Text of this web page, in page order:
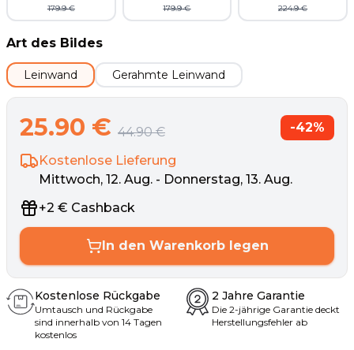
179.9 € 179.9 € 224.9 €
Art des Bildes
Leinwand Gerahmte Leinwand
25.90 € 44.90 € -42%
Kostenlose Lieferung
Mittwoch, 12. Aug. - Donnerstag, 13. Aug.
+2 € Cashback
In den Warenkorb legen
Kostenlose Rückgabe
Umtausch und Rückgabe
sind innerhalb von 14 Tagen
kostenlos
2 Jahre Garantie
Die 2-jährige Garantie deckt
Herstellungsfehler ab